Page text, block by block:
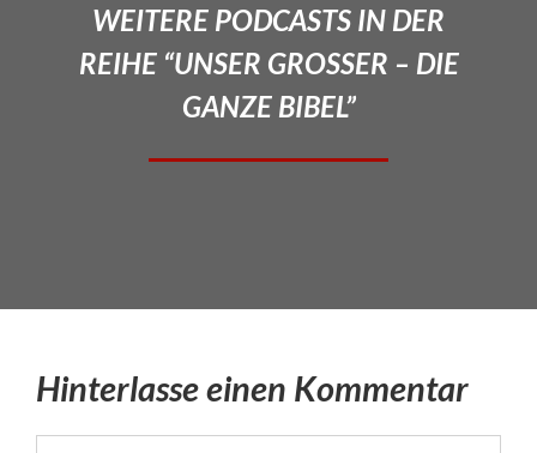
WEITERE PODCASTS IN DER
REIHE “UNSER GROSSER – DIE
GANZE BIBEL”
Hinterlasse einen Kommentar